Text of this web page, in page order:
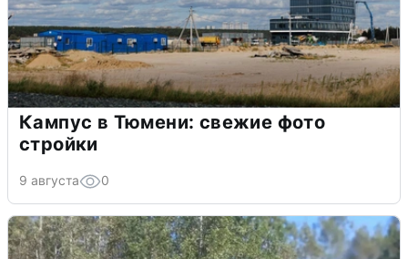
Кампус в Тюмени: свежие фото
стройки
9 августа 0